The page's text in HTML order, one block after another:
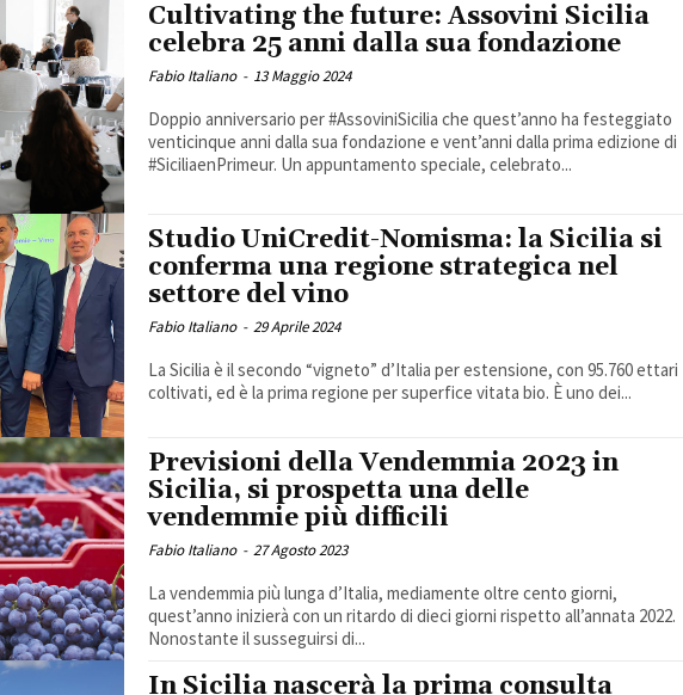
Cultivating the future: Assovini Sicilia
celebra 25 anni dalla sua fondazione
Fabio Italiano - 13 Maggio 2024
Doppio anniversario per #AssoviniSicilia che quest’anno ha festeggiato
venticinque anni dalla sua fondazione e vent’anni dalla prima edizione di
#SiciliaenPrimeur. Un appuntamento speciale, celebrato...
Studio UniCredit-Nomisma: la Sicilia si
conferma una regione strategica nel
settore del vino
Fabio Italiano - 29 Aprile 2024
La Sicilia è il secondo “vigneto” d’Italia per estensione, con 95.760 ettari
coltivati, ed è la prima regione per superfice vitata bio. È uno dei...
Previsioni della Vendemmia 2023 in
Sicilia, si prospetta una delle
vendemmie più difficili
Fabio Italiano - 27 Agosto 2023
La vendemmia più lunga d’Italia, mediamente oltre cento giorni,
quest’anno inizierà con un ritardo di dieci giorni rispetto all’annata 2022.
Nonostante il susseguirsi di...
In Sicilia nascerà la prima consulta